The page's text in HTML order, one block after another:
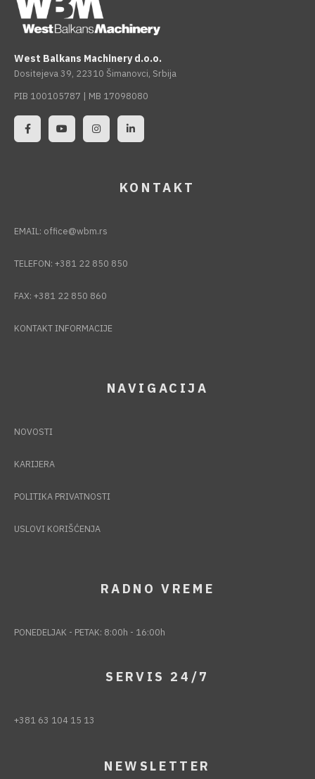
West Balkans Machinery d.o.o.
Dositejeva 39, 22310 Šimanovci, Srbija
PIB 100105787 | MB 17098080
KONTAKT
EMAIL: office@wbm.rs
TELEFON: +381 22 850 850
FAX: +381 22 850 860
KONTAKT INFORMACIJE
NAVIGACIJA
NOVOSTI
KARIJERA
POLITIKA PRIVATNOSTI
USLOVI KORIŠĆENJA
RADNO VREME
PONEDELJAK - PETAK: 8:00h - 16:00h
SERVIS 24/7
+381 63 104 15 13
NEWSLETTER